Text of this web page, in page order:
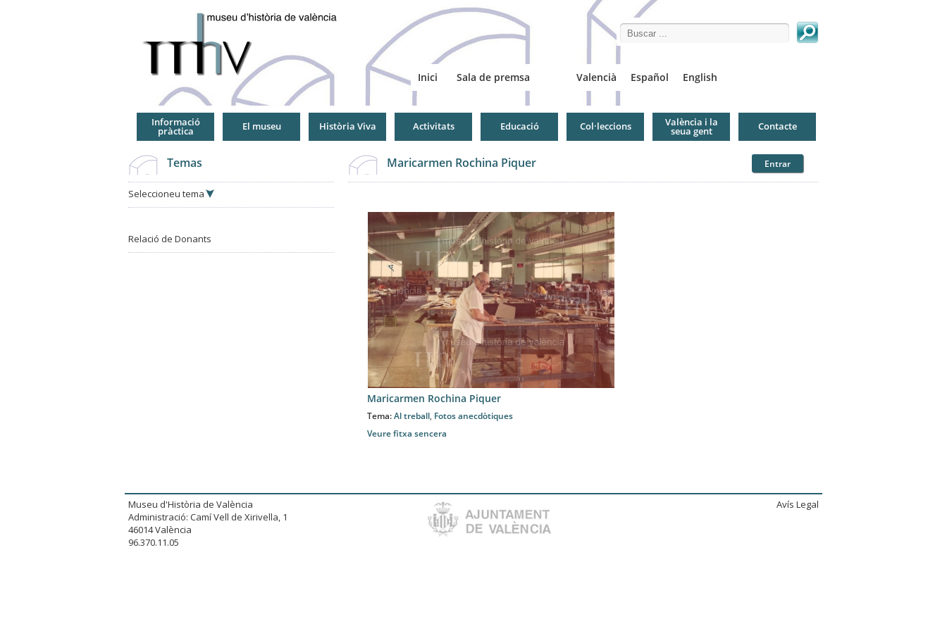
Search this site
Valencià Español English
Inici Sala de premsa
Informació
pràctica El museu Història Viva Activitats Educació Col·leccions València i la
seua gent Contacte
Temas
Seleccioneu tema
Relació de Donants
Maricarmen Rochina Piquer Entrar
Maricarmen Rochina Piquer
Tema:Al treball, Fotos anecdòtiques
Veure fitxa sencera
Museu d'Història de València
Administració: Camí Vell de Xirivella, 1
46014 València
96.370.11.05
Avís Legal